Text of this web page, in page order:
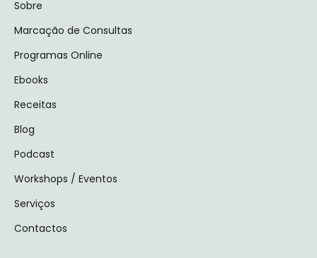
Sobre
Marcação de Consultas
Programas Online
Ebooks
Receitas
Blog
Podcast
Workshops / Eventos
Serviços
Contactos